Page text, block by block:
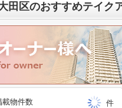
田区のおすすめテイク
載物件数
件